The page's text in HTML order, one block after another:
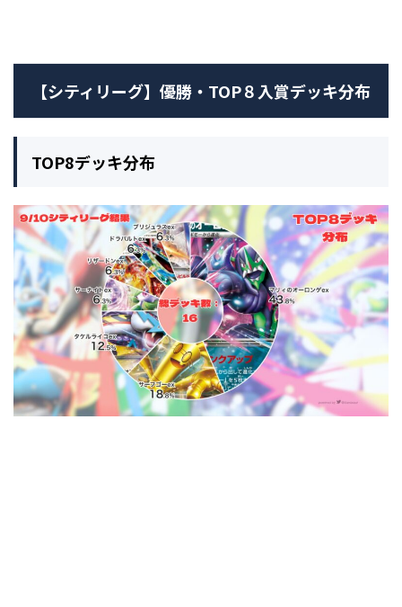
【シティリーグ】優勝・TOP８入賞デッキ分布
TOP8デッキ分布